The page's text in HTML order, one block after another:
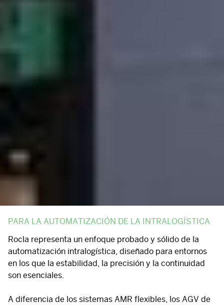
PARA LA AUTOMATIZACIÓN DE LA INTRALOGÍSTICA
Rocla representa un enfoque probado y sólido de la
automatización intralogística, diseñado para entornos
en los que la estabilidad, la precisión y la continuidad
son esenciales.
A diferencia de los sistemas AMR flexibles, los AGV de